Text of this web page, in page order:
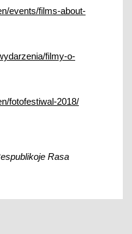
events/films-about-
filmy-o-
fotofestiwal-2018/
Rasa